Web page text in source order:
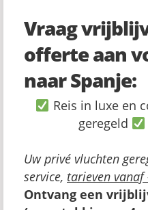
Vraag
offerte aan
naar Spanje:
Reis in luxe en
geregeld
Uw privé vluchten
service, tarieven
Ontvang een